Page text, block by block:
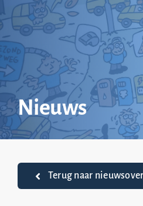
naar
inhoud
Home
Over mij
Praktijkvoorbeelden
Nieuws
Terug naar